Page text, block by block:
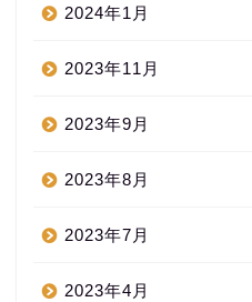
2024年1月
2023年11月
2023年9月
2023年8月
2023年7月
2023年4月